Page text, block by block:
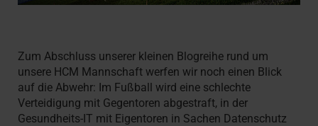
Zum Abschluss unserer kleinen Blogreihe rund um
unsere HCM Mannschaft werfen wir noch einen Blick
auf die Abwehr: Im Fußball wird eine schlechte
Verteidigung mit Gegentoren abgestraft, in der
Gesundheits-IT mit Eigentoren in Sachen Datenschutz